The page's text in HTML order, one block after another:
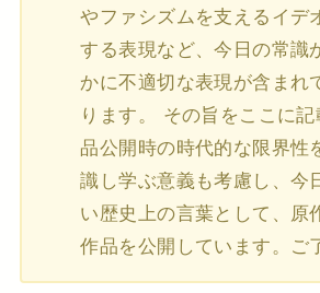
やファシズムを支えるイデ
する表現など、今日の常識
かに不適切な表現が含まれ
ります。 その旨をここに
品公開時の時代的な限界性
識し学ぶ意義も考慮し、今
い歴史上の言葉として、原
作品を公開しています。ご